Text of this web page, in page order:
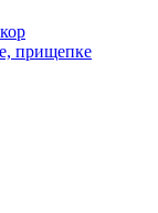
прищепке